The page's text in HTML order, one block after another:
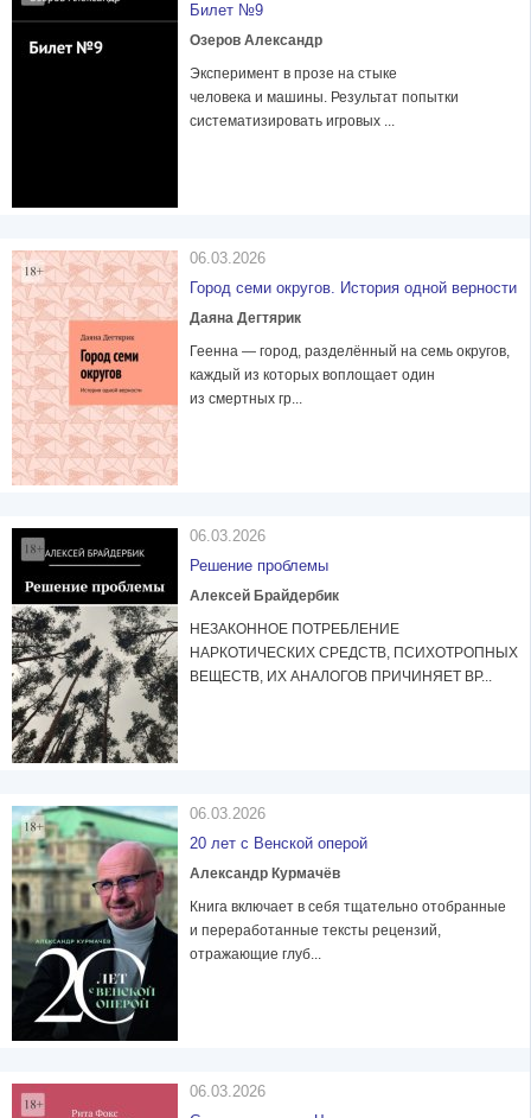
Билет №9
Озеров Александр
Эксперимент в прозе на стыке
человека и машины. Результат попытки
систематизировать игровых ...
06.03.2026
Город семи округов. История одной верности
Даяна Дегтярик
Геенна — город, разделённый на семь округов,
каждый из которых воплощает один
из смертных гр...
06.03.2026
Решение проблемы
Алексей Брайдербик
НЕЗАКОННОЕ ПОТРЕБЛЕНИЕ
НАРКОТИЧЕСКИХ СРЕДСТВ, ПСИХОТРОПНЫХ
ВЕЩЕСТВ, ИХ АНАЛОГОВ ПРИЧИНЯЕТ ВР...
06.03.2026
20 лет с Венской оперой
Александр Курмачёв
Книга включает в себя тщательно отобранные
и переработанные тексты рецензий,
отражающие глуб...
06.03.2026